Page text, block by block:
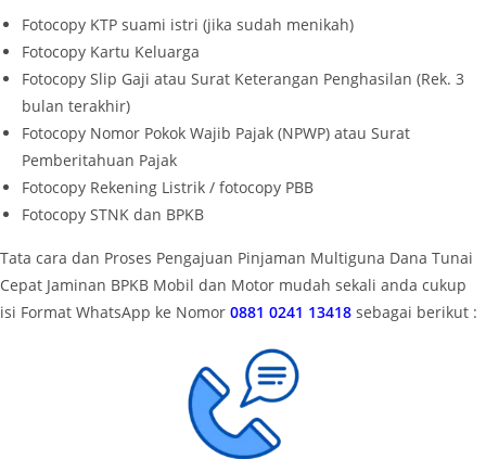
Fotocopy KTP suami istri (jika sudah menikah)
Fotocopy Kartu Keluarga
Fotocopy Slip Gaji atau Surat Keterangan Penghasilan (Rek. 3
bulan terakhir)
Fotocopy Nomor Pokok Wajib Pajak (NPWP) atau Surat
Pemberitahuan Pajak
Fotocopy Rekening Listrik / fotocopy PBB
Fotocopy STNK dan BPKB
Tata cara dan Proses Pengajuan Pinjaman Multiguna Dana Tunai
Cepat Jaminan BPKB Mobil dan Motor mudah sekali anda cukup
isi Format WhatsApp ke Nomor 0881 0241 13418 sebagai berikut :